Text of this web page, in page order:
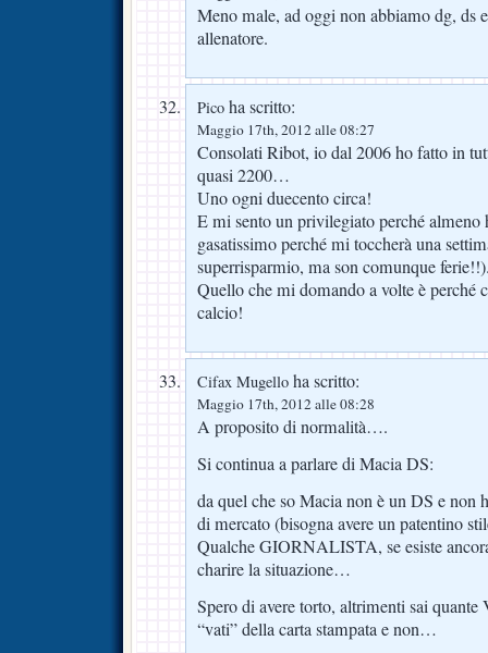
Meno male, ad oggi non abbiamo dg, ds
allenatore.
Pico ha scritto:
Maggio 17th, 2012 alle 08:27
Consolati Ribot, io dal 2006 ho fatto in
quasi 2200…
Uno ogni duecento circa!
E mi sento un privilegiato perché almeno
gasatissimo perché mi toccherà una
superrisparmio, ma son comunque
Quello che mi domando a volte è perché
calcio!
Cifax Mugello ha scritto:
Maggio 17th, 2012 alle 08:28
A proposito di normalità….
Si continua a parlare di Macia DS:
da quel che so Macia non è un DS e non
di mercato (bisogna avere un patentino
Qualche GIORNALISTA, se esiste
charire la situazione…
Spero di avere torto, altrimenti sai
“vati” della carta stampata e non…